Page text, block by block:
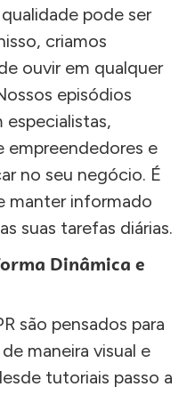
pode ser
criamos
ouvir em qualquer
episódios
empreendedores e
no seu negócio. É
manter informado
suas tarefas diárias.
Dinâmica e
são pensados para
maneira visual e
tutoriais passo a